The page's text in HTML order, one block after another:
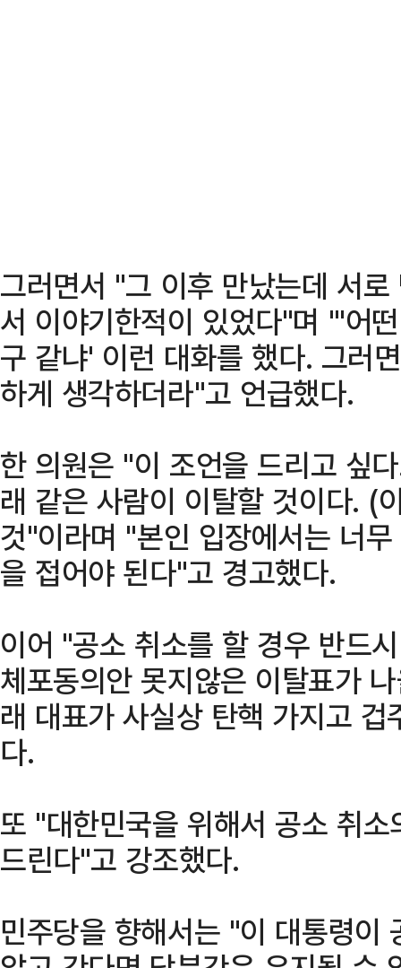
그러면서 "그 이후 만났는데 서
서 이야기한적이 있었다"며 "'어
구 같냐' 이런 대화를 했다. 그러
하게 생각하더라"고 언급했다.
한 의원은 "이 조언을 드리고 싶
래 같은 사람이 이탈할 것이다. (
것"이라며 "본인 입장에서는 너
을 접어야 된다"고 경고했다.
이어 "공소 취소를 할 경우 반드
체포동의안 못지않은 이탈표가
래 대표가 사실상 탄핵 가지고
다.
또 "대한민국을 위해서 공소 취
드린다"고 강조했다.
민주당을 향해서는 "이 대통령이